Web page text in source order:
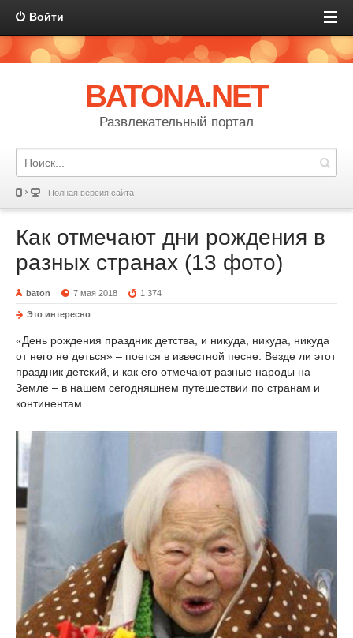
Войти
BATONA.NET
Развлекательный портал
Полная версия сайта
Как отмечают дни рождения в
разных странах (13 фото)
baton 7 мая 2018 1 374
Это интересно
«День рождения праздник детства, и никуда, никуда, никуда
от него не деться» – поется в известной песне. Везде ли этот
праздник детский, и как его отмечают разные народы на
Земле – в нашем сегодняшнем путешествии по странам и
континентам.